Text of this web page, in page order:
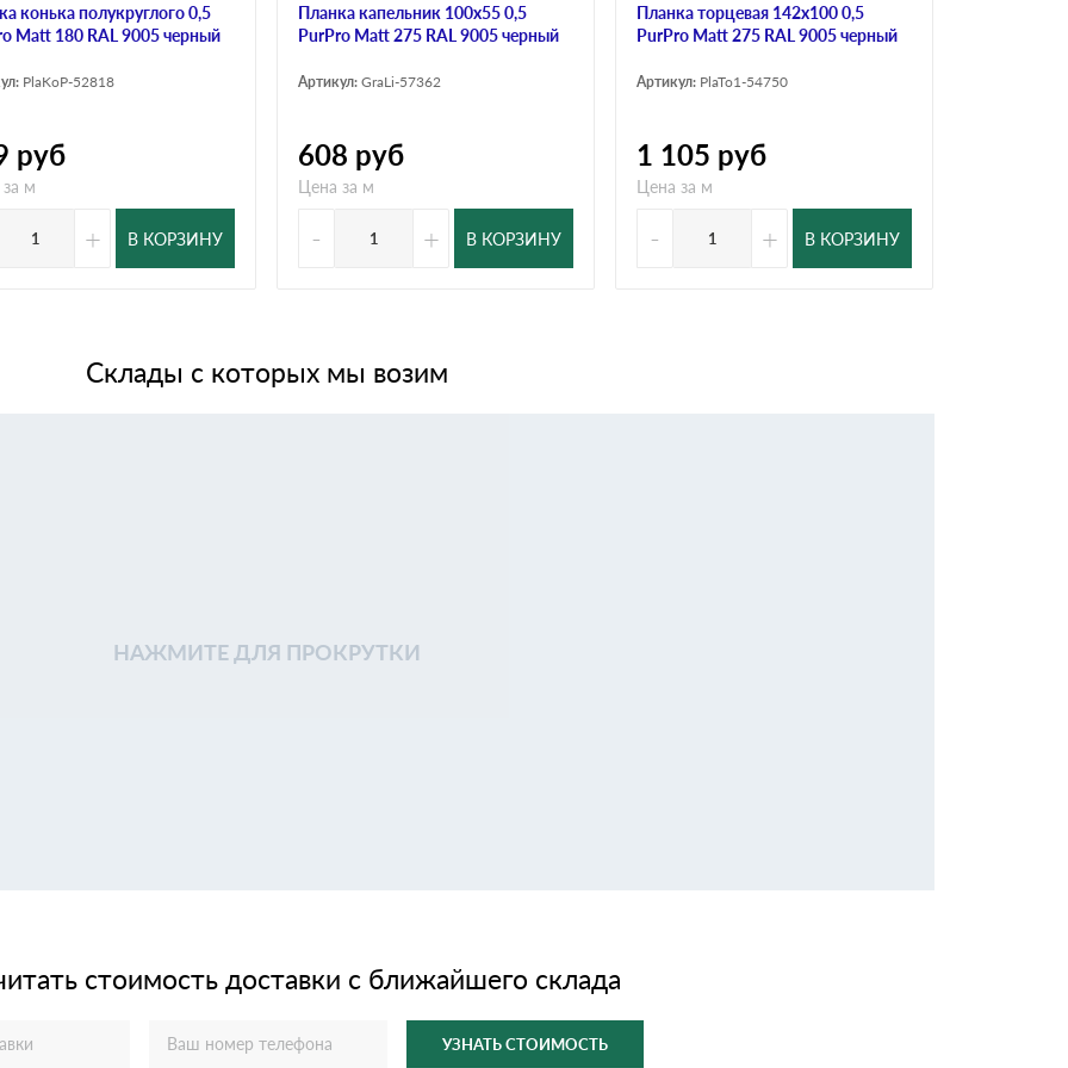
конька полукруглого 0,5
Matt 180 RAL 9005 черный
PlaKoP-52818
руб
м
+ В КОРЗИНУ
Планка капельник 100х55 0,5
PurPro Мatt 275 RAL 9005 черный
Артикул: GraLi-57362
608 руб
Цена за м
- + В КОРЗИНУ
Планка торцевая 142х100 0,5
PurPro Matt 275 RAL 9005 черный
Артикул: PlaTo1-54750
1 105 руб
Цена за м
- + В КОРЗИНУ
Склады с которых мы возим
НАЖМИТЕ ДЛЯ ПРОКРУТКИ
стоимость доставки с ближайшего склада
УЗНАТЬ СТОИМОСТЬ